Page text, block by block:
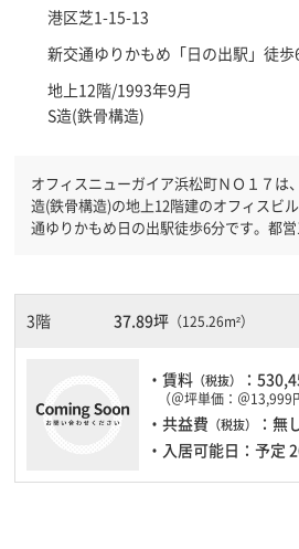
港区芝1-15-13
新交通ゆりかもめ「日の出駅 」徒
地上12階/1993年9月
S造(鉄骨構造)
オフィスニューガイア浜松町ＮＯ１７は
造(鉄骨構造)の地上12階建のオフィスビルです。 竣工
通ゆりかもめ日の出駅徒歩6分です。都
震性がしっかりとしています。土日・祝
で時間帯を気にせず利用できます。
3階 37.89坪 （125.26m²）
・賃料 （税抜） ：
（＠坪単価：＠13,999
・共益費 （税抜）
：無
・入居可能日：予定